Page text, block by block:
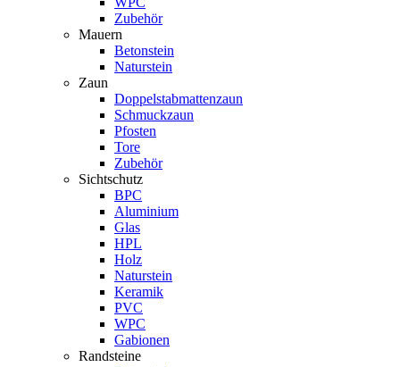
Zubehör
Mauern
Betonstein
Naturstein
Zaun
Doppelstabmattenzaun
Schmuckzaun
Pfosten
Tore
Zubehör
Sichtschutz
BPC
Aluminium
Glas
HPL
Holz
Naturstein
Keramik
PVC
WPC
Gabionen
Randsteine